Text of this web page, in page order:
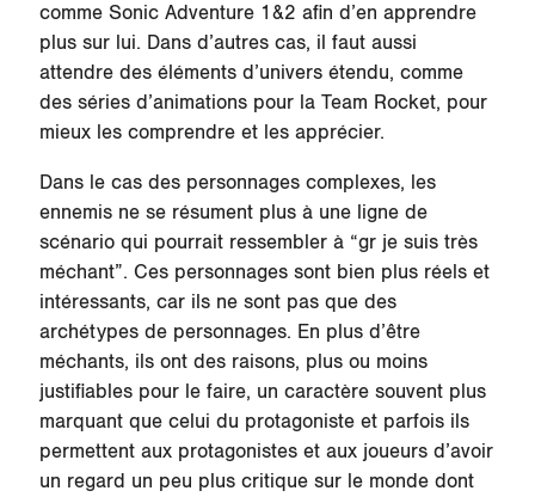
comme Sonic Adventure 1&2 afin d’en apprendre
plus sur lui. Dans d’autres cas, il faut aussi
attendre des éléments d’univers étendu, comme
des séries d’animations pour la Team Rocket, pour
mieux les comprendre et les apprécier.
Dans le cas des personnages complexes, les
ennemis ne se résument plus à une ligne de
scénario qui pourrait ressembler à “gr je suis très
méchant”. Ces personnages sont bien plus réels et
intéressants, car ils ne sont pas que des
archétypes de personnages. En plus d’être
méchants, ils ont des raisons, plus ou moins
justifiables pour le faire, un caractère souvent plus
marquant que celui du protagoniste et parfois ils
permettent aux protagonistes et aux joueurs d’avoir
un regard un peu plus critique sur le monde dont